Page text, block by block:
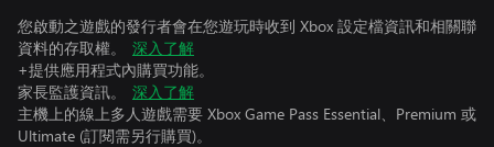
您啟動之遊戲的發行者會在您遊玩時收到 Xbox 設定檔資訊和相關聯
資料的存取權。
深入了解
+提供應用程式內購買功能。
家長監護資訊。
深入了解
主機上的線上多人遊戲需要 Xbox Game Pass Essential、Premium 或
Ultimate (訂閱需另行購買)。